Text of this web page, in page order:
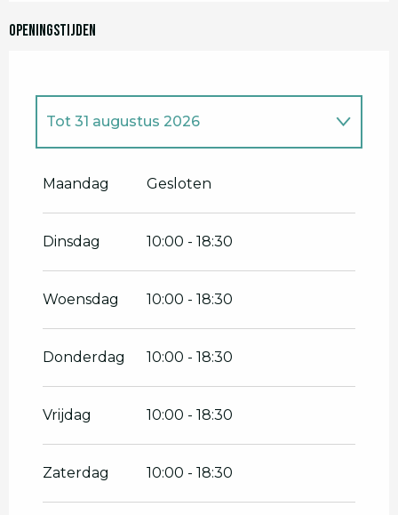
Openingstijden
17 juni 2026
Tot 31 augustus 2026
Vanaf1 september 2026tot16
oktober 2026
Vanaf17 oktober 2026tot1
Maandag Gesloten
Dinsdag 10:00 - 18:30
Woensdag 10:00 - 18:30
Donderdag 10:00 - 18:30
Vrijdag 10:00 - 18:30
Zaterdag 10:00 - 18:30